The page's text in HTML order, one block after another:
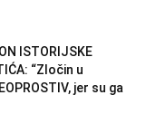
ISTORIJSKE
“Zločin u
jer su ga